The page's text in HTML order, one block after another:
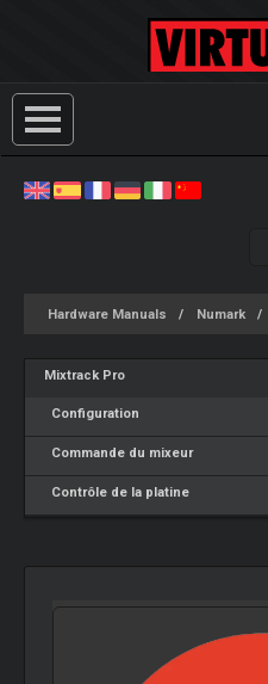
Hardware Manuals Numark
Mixtrack Pro
Configuration
Commande du mixeur
Contrôle de la platine